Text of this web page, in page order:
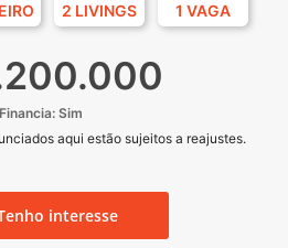
2 LIVINGS 1 VAGA
Financia: Sim
aqui estão sujeitos a reajustes.
interesse